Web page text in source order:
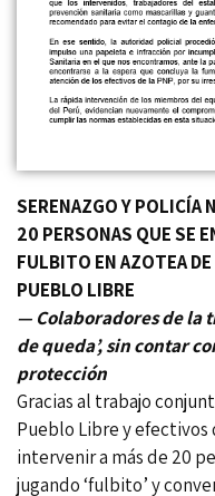
SERENAZGO Y POLICÍA
20 PERSONAS QUE SE
FULBITO EN AZOTEA
PUEBLO LIBRE
— Colaboradores de la
de queda’, sin contar
protección
Gracias al trabajo
Pueblo Libre y efectivos
intervenir a más de 20
jugando ‘fulbito’ y